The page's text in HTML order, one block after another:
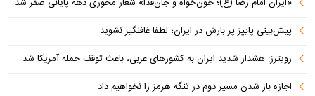
پیش‌بینی پاییز پر بارش در ایران؛ لطفا غافلگیر نشوید
رویترز: هشدار شدید ایران به کشورهای عربی، باعث توقف حمله آمریکا شد
اجازه باز شدن مسیر دوم در تنگه هرمز را نخواهیم داد